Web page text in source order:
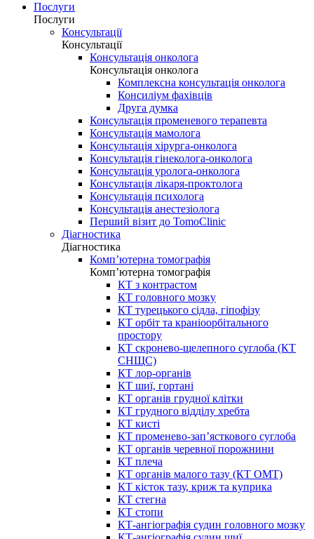
Послуги
Послуги
Консультації
Консультації
Консультація онколога
Консультація онколога
Комплексна консультація онколога
Консиліум фахівців
Друга думка
Консультація променевого терапевта
Консультація мамолога
Консультація хірурга-онколога
Консультація гінеколога-онколога
Консультація уролога-онколога
Консультація лікаря-проктолога
Консультація психолога
Консультація анестезіолога
Перший візит до TomoClinic
Діагностика
Діагностика
Комп’ютерна томографія
Комп’ютерна томографія
КТ з контрастом
КТ головного мозку
КТ турецького сідла, гіпофізу
КТ орбіт та краніоорбітального
простору
КТ скронево-щелепного суглоба (КТ
СНЩС)
КТ лор-органів
КТ шиї, гортані
КТ органів грудної клітки
КТ грудного відділу хребта
КТ кисті
КТ променево-зап’ясткового суглоба
КТ органів черевної порожнини
КТ плеча
КТ органів малого тазу (КТ ОМТ)
КТ кісток тазу, криж та куприка
КТ стегна
КТ стопи
КТ-ангіографія судин головного мозку